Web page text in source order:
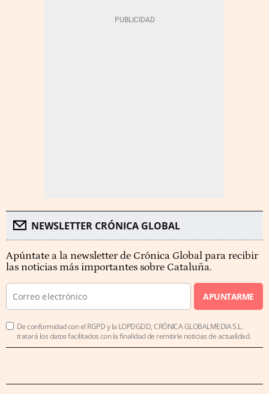
NEWSLETTER CRÓNICA GLOBAL
Apúntate a la newsletter de Crónica Global para recibir
las noticias más importantes sobre Cataluña.
APUNTARME
De conformidad con el RGPD y la LOPDGDD, CRÓNICA GLOBALMEDIA S.L.
tratará los datos facilitados con la finalidad de remitirle noticias de actualidad.